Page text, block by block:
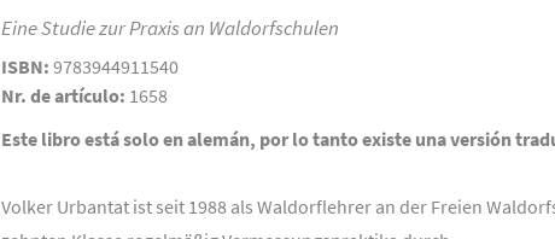
Eine Studie zur Praxis an Waldorfschulen
ISBN: 9783944911540
Nr. de artículo: 1658
Este libro está solo en alemán, por lo tanto existe una versión
Volker Urbantat ist seit 1988 als Waldorflehrer an der Freien